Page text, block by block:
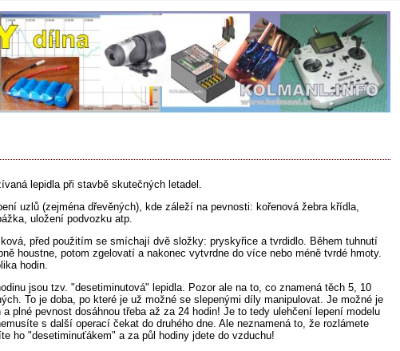
lepidla při stavbě skutečných letadel.
uzlů (zejména dřevěných), kde záleží na pevnosti: kořenová žebra křídla,
uložení podvozku atp.
před použitím se smíchají dvě složky: pryskyřice a tvrdidlo. Během tuhnutí
houstne, potom zgelovatí a nakonec vytvrdne do více nebo méně tvrdé hmoty.
hodin.
jsou tzv. "desetiminutová" lepidla. Pozor ale na to, co znamená těch 5, 10
To je doba, po které je už možné se slepenými díly manipulovat. Je možné je
plné pevnost dosáhnou třeba až za 24 hodin! Je to tedy ulehčení lepení modelu
s další operací čekat do druhého dne. Ale neznamená to, že rozlámete
ho "desetiminuťákem" a za půl hodiny jdete do vzduchu!